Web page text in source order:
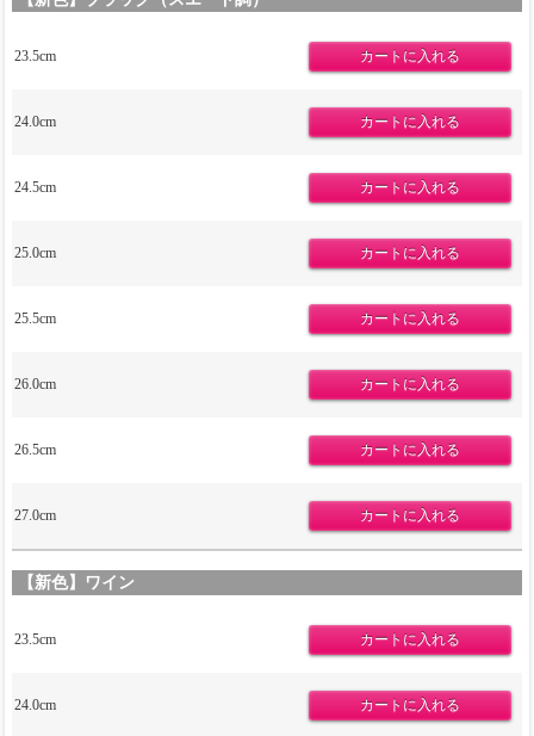
23.5cm
24.0cm
24.5cm
25.0cm
25.5cm
26.0cm
26.5cm
27.0cm
【新色】ワイン
23.5cm
24.0cm